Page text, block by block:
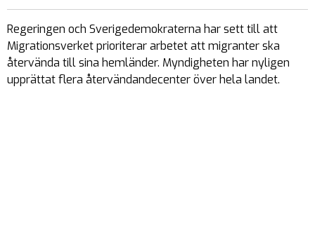
Regeringen och Sverigedemokraterna har sett till att
Migrationsverket prioriterar arbetet att migranter ska
återvända till sina hemländer. Myndigheten har nyligen
upprättat flera återvändandecenter över hela landet.